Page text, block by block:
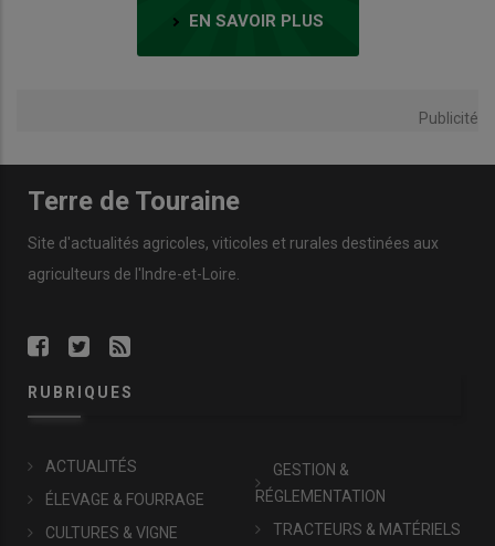
EN SAVOIR PLUS
Publicité
Terre de Touraine
Site d'actualités agricoles, viticoles et rurales destinées aux
agriculteurs de l'Indre-et-Loire.
RUBRIQUES
ACTUALITÉS
ÉLEVAGE & FOURRAGE
CULTURES & VIGNE
GESTION &
RÉGLEMENTATION
TRACTEURS & MATÉRIELS